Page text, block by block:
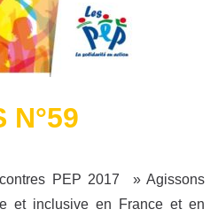
N°59
PEP 2017 » Agissons
et inclusive en France et en